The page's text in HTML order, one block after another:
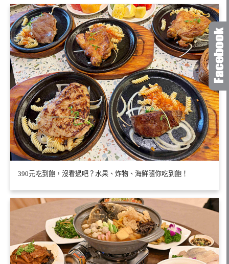
390元吃到飽，沒看過吧？水果、炸物、海鮮隨你吃到飽！